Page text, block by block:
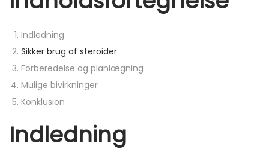
t
o
n
t
n
Indledning
Sikker brug af steroider
Forberedelse og planlægning
Mulige bivirkninger
Konklusion
Indledning